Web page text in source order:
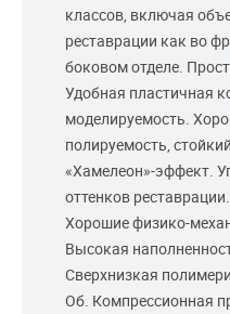
классов, включая
реставрации как во
боковом отделе.
Удобная пластичная
моделируемость.
полируемость,
«Хамелеон»-эффект.
оттенков
Хорошие физико-
Высокая
Сверхнизкая
Об. Компрессионная